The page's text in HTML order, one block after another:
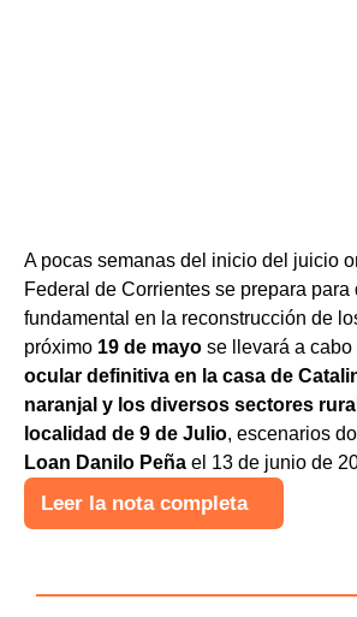
A pocas semanas del inicio del juicio
Federal de Corrientes se prepara para
fundamental en la reconstrucción de
próximo 19 de mayo se llevará a cabo
ocular definitiva en la casa de
naranjal y los diversos sectores
localidad de 9 de Julio, escenarios
Loan Danilo Peña el 13 de junio de
Leer la nota completa